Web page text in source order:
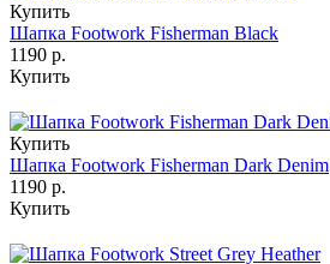
Купить
Шапка Footwork Fisherman Black
1190 р.
Купить
Купить
Шапка Footwork Fisherman Dark Denim
1190 р.
Купить